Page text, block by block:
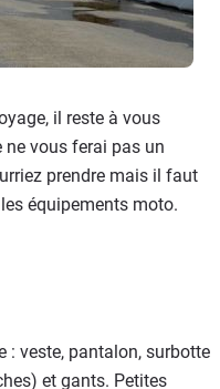
il reste à vous
ne vous ferai pas un
prendre mais il faut
équipements moto.
: veste, pantalon, surbotte
et gants. Petites